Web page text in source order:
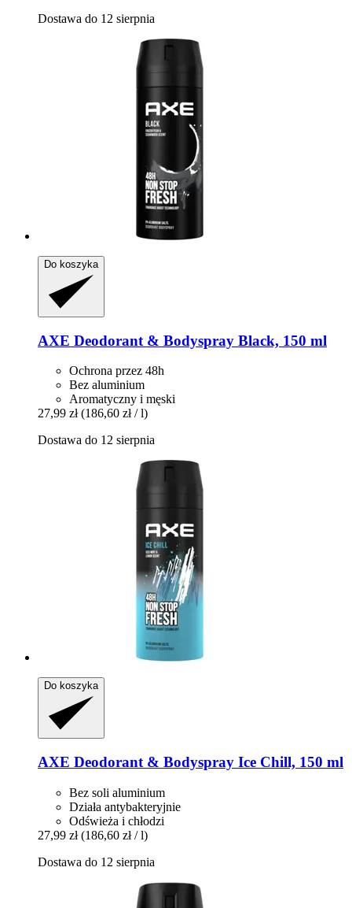
Dostawa do 12 sierpnia
Do koszyka
AXE Deodorant & Bodyspray Black, 150 ml
Ochrona przez 48h
Bez aluminium
Aromatyczny i męski
27,99 zł (186,60 zł / l)
Dostawa do 12 sierpnia
Do koszyka
AXE Deodorant & Bodyspray Ice Chill, 150 ml
Bez soli aluminium
Działa antybakteryjnie
Odświeża i chłodzi
27,99 zł (186,60 zł / l)
Dostawa do 12 sierpnia